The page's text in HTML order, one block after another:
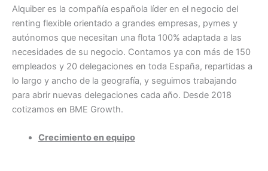
Alquiber es la compañía española líder en el negocio del
renting flexible orientado a grandes empresas, pymes y
autónomos que necesitan una flota 100% adaptada a las
necesidades de su negocio. Contamos ya con más de 150
empleados y 20 delegaciones en toda España, repartidas a
lo largo y ancho de la geografía, y seguimos trabajando
para abrir nuevas delegaciones cada año. Desde 2018
cotizamos en BME Growth.
Crecimiento en equipo